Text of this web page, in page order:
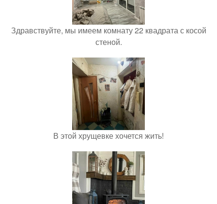
Здравствуйте, мы имеем комнату 22 квадрата с косой
стеной.
В этой хрущевке хочется жить!